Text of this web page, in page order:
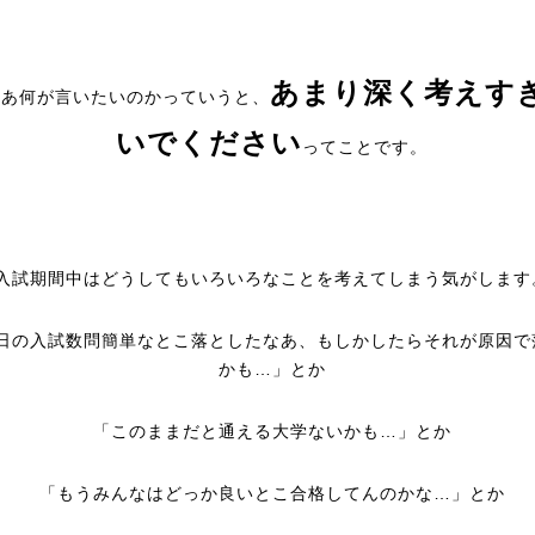
何が言いたいのかっていうと、 あまり深く考えす
いでください ってことです。
試期間中はどうしてもいろいろなことを考えてしまう気がします
の入試数問簡単なとこ落としたなあ、もしかしたらそれが原因で
かも…」とか
「このままだと通える大学ないかも…」とか
「もうみんなはどっか良いとこ合格してんのかな…」とか